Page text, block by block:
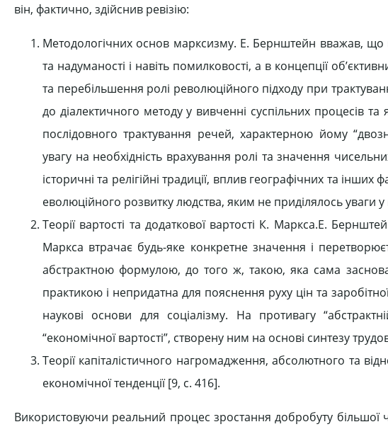
він, фактично, здійснив ревізію:
Методологічних основ марксизму. Е. Бернштейн вважав, що
та надуманості і навіть помилковості, а в концепції
та перебільшення ролі революційного підходу при
до діалектичного методу у вивченні суспільних процесів
послідовного трактування речей, характерною йому
увагу на необхідність врахування ролі та значення
історичні та релігійні традиції, вплив географічних та
еволюційного розвитку людства, яким не приділялось уваги
Теорії вартості та додаткової вартості К. Маркса.Е.
Маркса втрачає будь-яке конкретне значення і
абстрактною формулою, до того ж, такою, яка сама
практикою і непридатна для пояснення руху цін та
наукові основи для соціалізму. На противагу
“економічної вартості”, створену ним на основі синтезу
Теорії капіталістичного нагромадження, абсолютного та
економічної тенденції [9, с. 416].
Використовуючи реальний процес зростання добробуту більшої